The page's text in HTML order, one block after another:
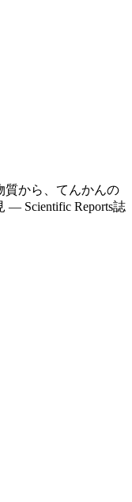
質から、てんかんの
— Scientific Reports誌